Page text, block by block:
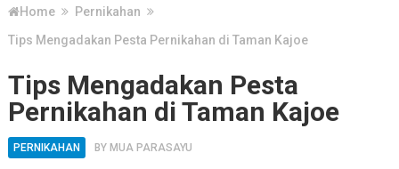
Home
Pernikahan
Tips Mengadakan Pesta Pernikahan di Taman Kajoe
Tips Mengadakan Pesta
Pernikahan di Taman Kajoe
PERNIKAHAN BY MUA PARASAYU